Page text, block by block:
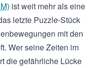
ist weit mehr als eine
letzte Puzzle-Stück
mit den
Wer seine Zeiten im
die gefährliche Lücke